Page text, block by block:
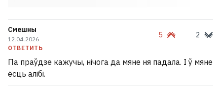
Смешны
12.04.2026
ОТВЕТИТЬ
5 2
Па праўдзе кажучы, нічога да мяне ня падала. І ў мяне
ёсць алібі.